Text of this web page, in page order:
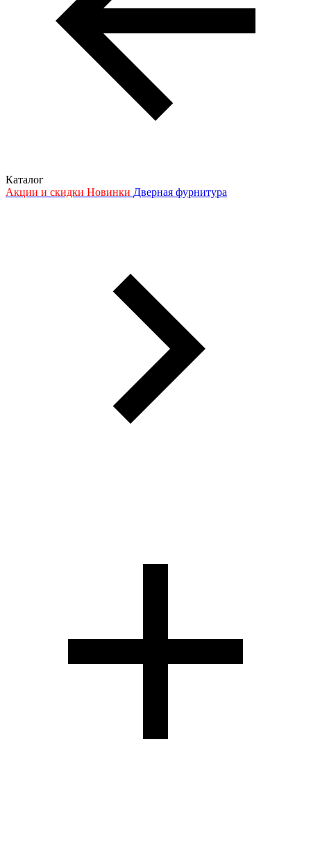
Каталог
Акции и скидки Новинки Дверная фурнитура